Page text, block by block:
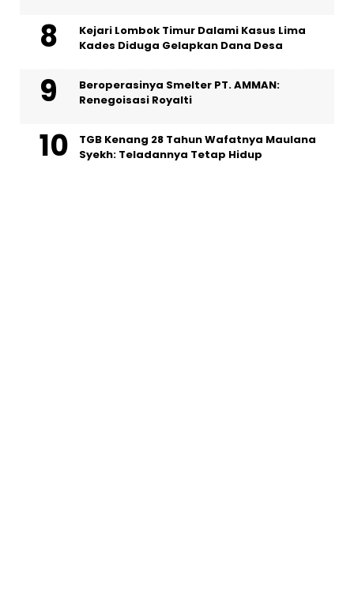
Kejari Lombok Timur Dalami Kasus Lima
Kades Diduga Gelapkan Dana Desa
Beroperasinya Smelter PT. AMMAN:
Renegoisasi Royalti
TGB Kenang 28 Tahun Wafatnya Maulana
Syekh: Teladannya Tetap Hidup